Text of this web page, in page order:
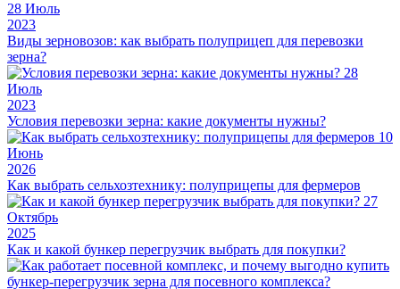
28 Июль
2023
Виды зерновозов: как выбрать полуприцеп для перевозки
зерна?
28
Июль
2023
Условия перевозки зерна: какие документы нужны?
10
Июнь
2026
Как выбрать сельхозтехнику: полуприцепы для фермеров
27
Октябрь
2025
Как и какой бункер перегрузчик выбрать для покупки?